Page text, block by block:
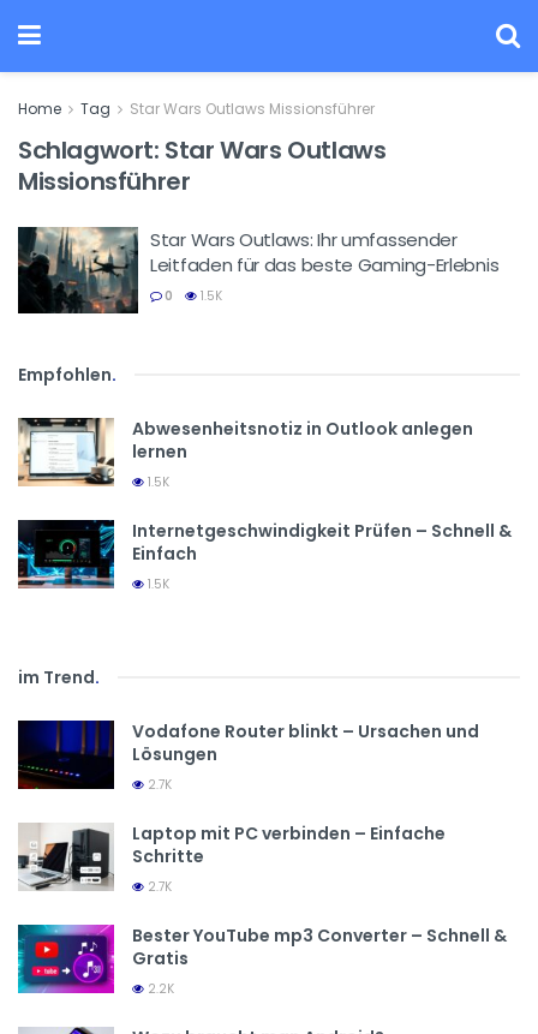
Home Tag Star Wars Outlaws Missionsführer
Schlagwort: Star Wars Outlaws
Missionsführer
Star Wars Outlaws: Ihr umfassender
Leitfaden für das beste Gaming-Erlebnis
0 1.5K
Empfohlen.
Abwesenheitsnotiz in Outlook anlegen
lernen
1.5K
Internetgeschwindigkeit Prüfen – Schnell &
Einfach
1.5K
im Trend.
Vodafone Router blinkt – Ursachen und
Lösungen
2.7K
Laptop mit PC verbinden – Einfache
Schritte
2.7K
Bester YouTube mp3 Converter – Schnell &
Gratis
2.2K